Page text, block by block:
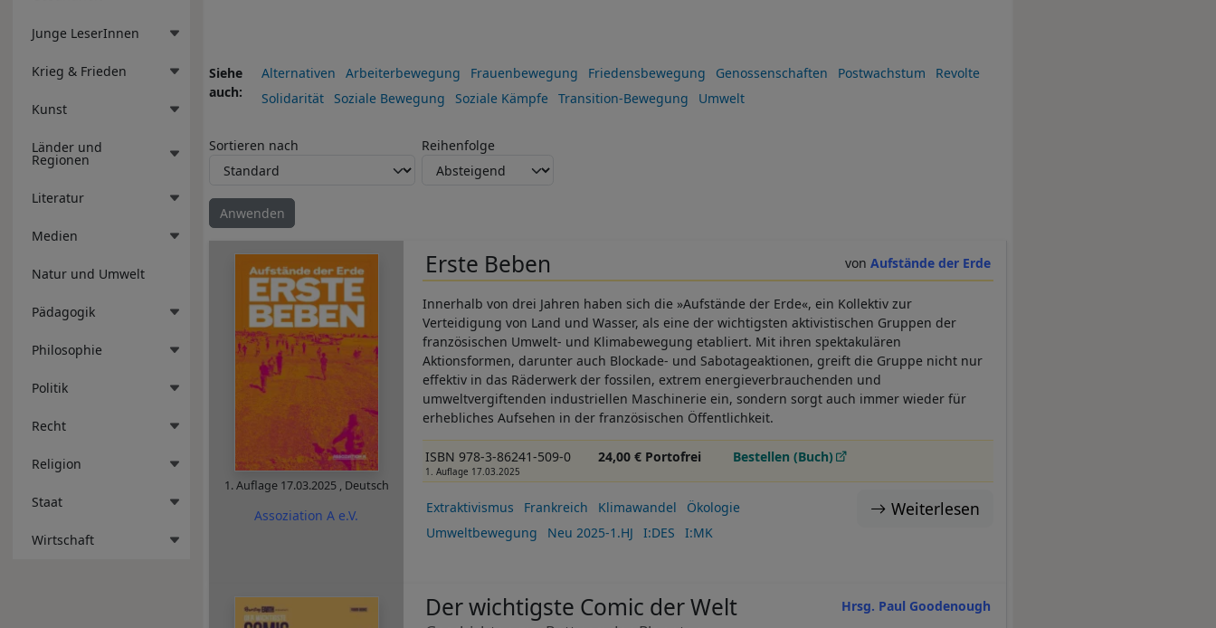
Junge LeserInnen
Krieg & Frieden
Kunst
Länder und
Regionen
Literatur
Medien
Natur und Umwelt
Pädagogik
Philosophie
Politik
Recht
Religion
Staat
Wirtschaft
Siehe
auch
Alternativen Arbeiterbewegung Frauenbewegung Friedensbewegung Genossenschaften Postwachstum
Revolte
Solidarität
Soziale Bewegung Soziale Kämpfe Transition-Bewegung Umwelt
Sortieren nach Reihenfolge
1. Auflage 17.03.2025 , Deutsch
Assoziation A e.V.
Aufstände der Erde
Erste Beben
Innerhalb von drei Jahren haben sich die »Aufstände der Erde«, ein Kollektiv zur
Verteidigung von Land und Wasser, als eine der wichtigsten aktivistischen Gruppen der
französischen Umwelt- und Klimabewegung etabliert. Mit ihren spektakulären
Aktionsformen, darunter auch Blockade- und Sabotageaktionen, greift die Gruppe nicht nur
effektiv in das Räderwerk der fossilen, extrem energieverbrauchenden und
umweltvergiftenden industriellen Maschinerie ein, sondern sorgt auch immer wieder für
erhebliches Aufsehen in der französischen Öffentlichkeit.
ISBN 978-3-86241-509-0
1. Auflage 17.03.2025
24,00 € Portofrei Bestellen (Buch)
Weiterlesen
Extraktivismus Frankreich Klimawandel
Ökologie
Umweltbewegung
Neu 2025-1.HJ I:DES I:MK
Hrsg. Paul Goodenough
Der wichtigste Comic der Welt